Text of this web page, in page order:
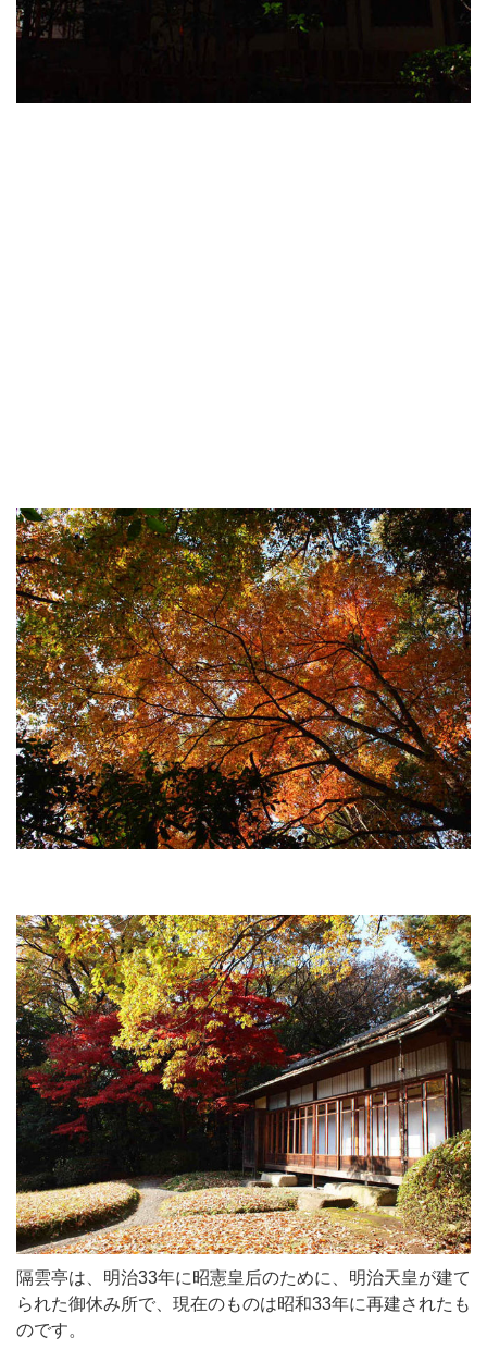
隔雲亭は、明治33年に昭憲皇后のために、明治天皇が建て
られた御休み所で、現在のものは昭和33年に再建されたも
のです。